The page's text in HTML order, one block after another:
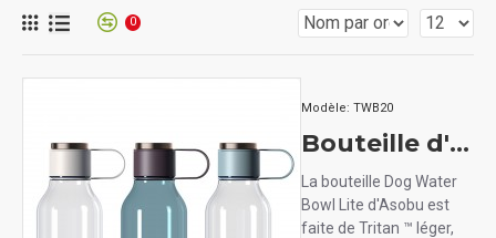
0
Modèle: TWB20
Bouteille d'eau et bol pour chien Asobu
La bouteille Dog Water
Bowl Lite d'Asobu est
faite de Tritan ™ léger,